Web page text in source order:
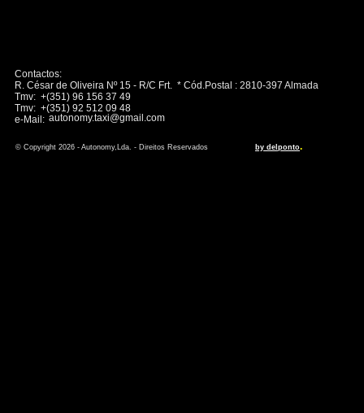
Contactos:
R. César de Oliveira Nº 15 - R/C Frt. * Cód.Postal : 2810-397 Almada
Tmv: +(351) 96 156 37 49
Tmv: +(351) 92 512 09 48
e-Mail:
© Copyright 2026 - Autonomy,Lda. - Direitos Reservados by delponto.
autonomy.taxi@gmail.com